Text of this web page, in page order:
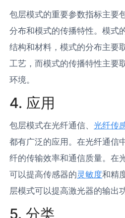
包层模式的重要参数指标主要
分布和模式的传播特性。模式
结构和材料，模式的分布主要
工艺，而模式的传播特性主要
环境。
4. 应用
包层模式在光纤通信、光纤传
都有广泛的应用。在光纤通信
纤的传输效率和通信质量。在
可以提高传感器的灵敏度和精
层模式可以提高激光器的输出
5. 分类